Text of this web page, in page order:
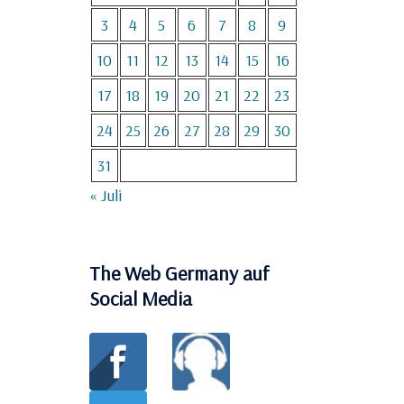
3
4 5 6 7 8
9
10
11 12 13 14 15
16
17
18 19 20 21 22
23
24
25 26 27 28 29
30
31
« Juli
The Web Germany auf
Social Media